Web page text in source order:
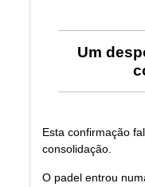
Um
Esta confirmação
consolidação.
O padel entrou